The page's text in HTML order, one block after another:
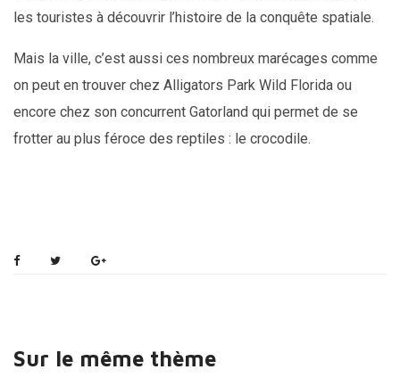
les touristes à découvrir l’histoire de la conquête spatiale.
Mais la ville, c’est aussi ces nombreux marécages comme
on peut en trouver chez Alligators Park Wild Florida ou
encore chez son concurrent Gatorland qui permet de se
frotter au plus féroce des reptiles : le crocodile.
Sur le même thème